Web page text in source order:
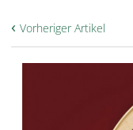
‹ Vorheriger Artikel